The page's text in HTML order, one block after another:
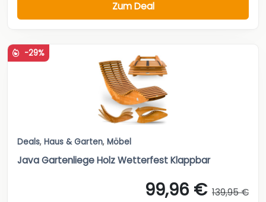
Zum Deal
-29%
Deals, Haus & Garten, Möbel
Java Gartenliege Holz Wetterfest Klappbar
99,96 € 139,95 €